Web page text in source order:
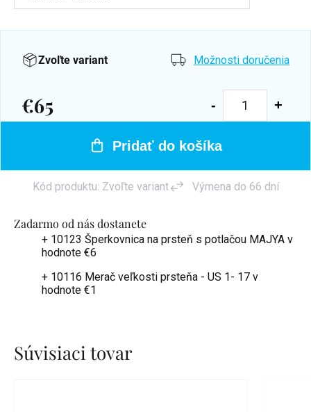
Zadarmo od nás dostanete
+ 10123 Šperkovnica na prsteň s potlačou MAJYA v
hodnote €6
+ 10116 Merač veľkosti prsteňa - US 1- 17 v
hodnote €1
Zvoľte variant Možnosti doručenia
€65
Jednotková
Pridať do košíka
Kód produktu: Zvoľte variant Výmena do 66 dní
Súvisiaci tovar